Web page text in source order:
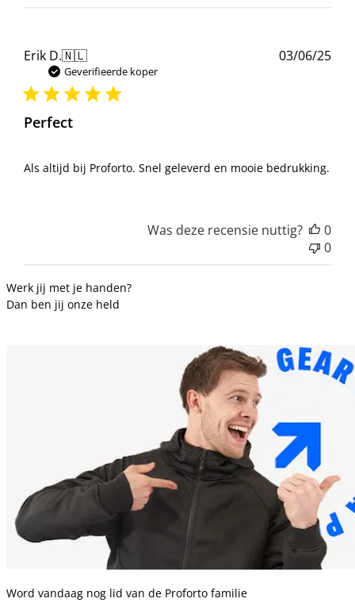
Erik D.🇳🇱
Geverifieerde koper
Perfect
Als altijd bij Proforto. Snel geleverd en mooie bedrukking.
03/06/25
Was deze recensie nuttig?
0
0
Werk jij met je handen?
Dan ben jij onze held
Word vandaag nog lid van de Proforto familie